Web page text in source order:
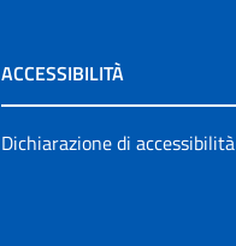
ACCESSIBILITÀ
Dichiarazione di accessibilità